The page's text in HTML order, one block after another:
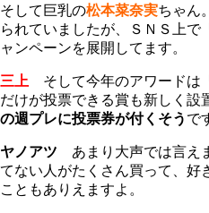
そして巨乳の松本菜奈実ちゃん
られていましたが、ＳＮＳ上で「
ャンペーンを展開してます。
三上 そして今年のアワードは
だけが投票できる賞も新しく設
の週プレに投票券が付くそう で
ヤノアツ あまり大声では言え
てない人がたくさん買って、好
こともありえますよ。